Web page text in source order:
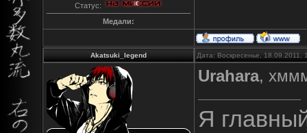
Статус:
Медали:
Akatsuki_legend Дата: Воскресенье,
Urahara,
Я